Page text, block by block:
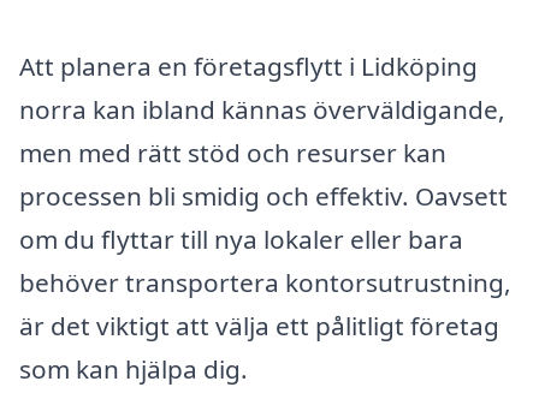
Att planera en företagsflytt i Lidköping
norra kan ibland kännas överväldigande,
men med rätt stöd och resurser kan
processen bli smidig och effektiv. Oavsett
om du flyttar till nya lokaler eller bara
behöver transportera kontorsutrustning,
är det viktigt att välja ett pålitligt företag
som kan hjälpa dig.